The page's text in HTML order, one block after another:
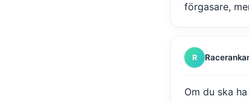
förgasare,
R
Om du ska